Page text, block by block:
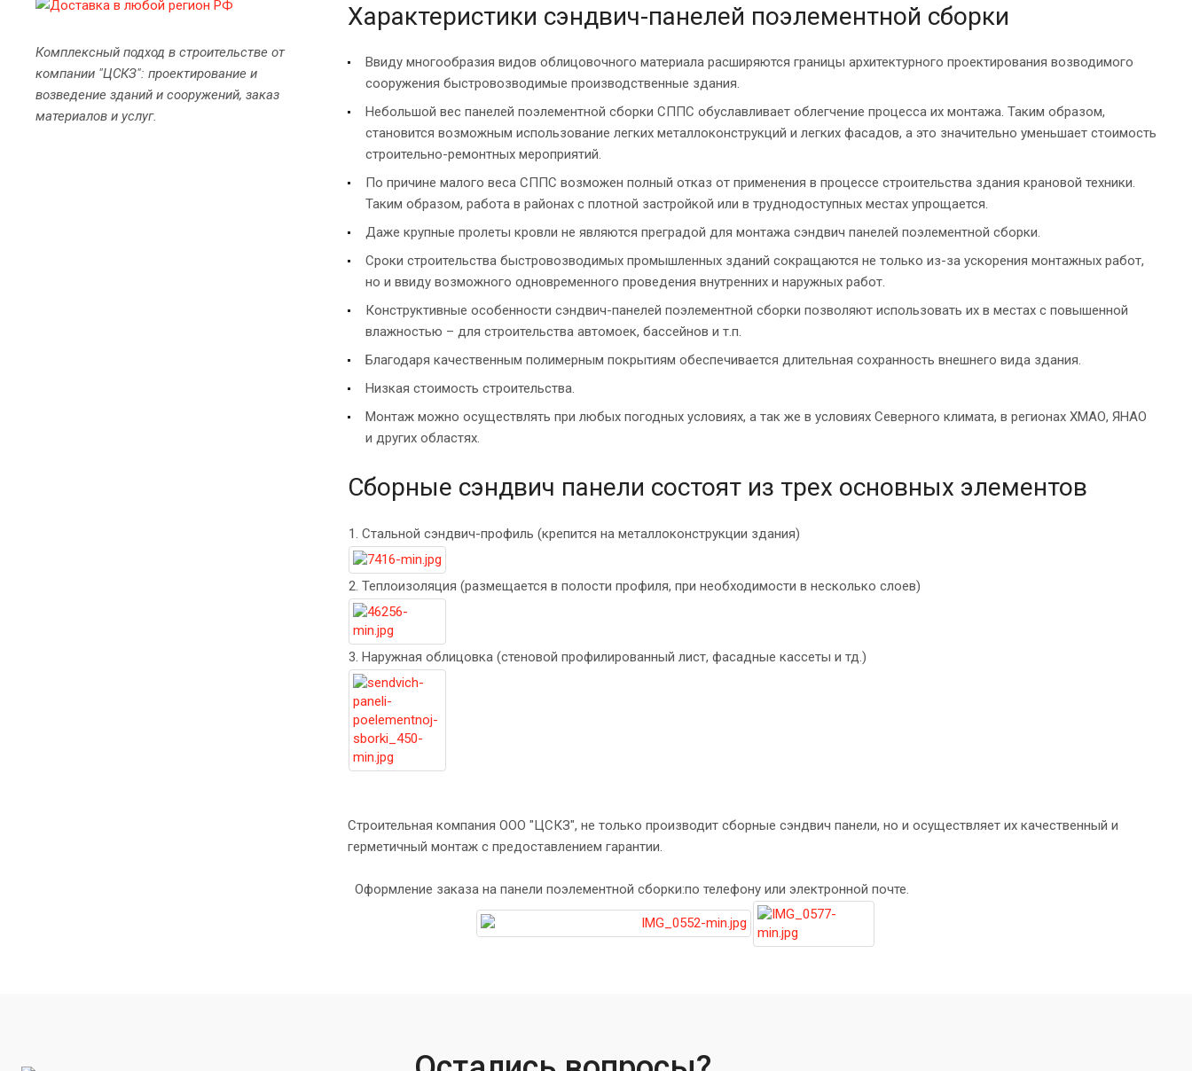
Характеристики сэндвич-панелей поэлементной сборки
Ввиду многообразия видов облицовочного материала расширяются границы архитектурного проектирования возводимого
сооружения быстровозводимые производственные здания.
Небольшой вес панелей поэлементной сборки СППС обуславливает облегчение процесса их монтажа. Таким образом,
становится возможным использование легких металлоконструкций и легких фасадов, а это значительно уменьшает стоимость
строительно-ремонтных мероприятий.
По причине малого веса СППС возможен полный отказ от применения в процессе строительства здания крановой техники.
Таким образом, работа в районах с плотной застройкой или в труднодоступных местах упрощается.
Даже крупные пролеты кровли не являются преградой для монтажа сэндвич панелей поэлементной сборки.
Сроки строительства быстровозводимых промышленных зданий сокращаются не только из-за ускорения монтажных работ,
но и ввиду возможного одновременного проведения внутренних и наружных работ.
Конструктивные особенности сэндвич-панелей поэлементной сборки позволяют использовать их в местах с повышенной
влажностью – для строительства автомоек, бассейнов и т.п.
Благодаря качественным полимерным покрытиям обеспечивается длительная сохранность внешнего вида здания.
Низкая стоимость строительства.
Монтаж можно осуществлять при любых погодных условиях, а так же в условиях Северного климата, в регионах ХМАО, ЯНАО
и других областях.
Сборные сэндвич панели состоят из трех основных элементов
1. Стальной сэндвич-профиль (крепится на металлоконструкции здания)
2. Теплоизоляция (размещается в полости профиля, при необходимости в несколько слоев)
3. Наружная облицовка (стеновой профилированный лист, фасадные кассеты и тд.)
Строительная компания ООО "ЦСКЗ", не только производит сборные сэндвич панели, но и осуществляет их качественный и
герметичный монтаж с предоставлением гарантии.
Оформление заказа на панели поэлементной сборки:по телефону или электронной почте.
Комплексный подход в строительстве от
компании "ЦСКЗ": проектирование и
возведение зданий и сооружений, заказ
материалов и услуг.